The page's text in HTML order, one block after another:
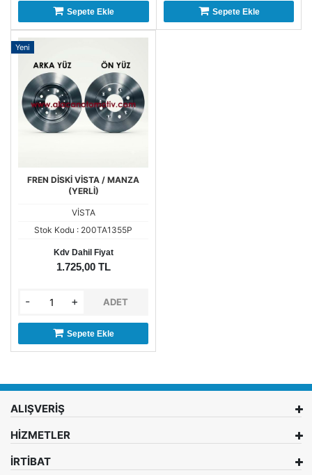
Sepete Ekle Sepete Ekle
Yeni
FREN DİSKİ VİSTA / MANZA
(YERLİ)
VİSTA
Stok Kodu : 200TA1355P
Kdv Dahil Fiyat
1.725,00 TL
- + ADET
Sepete Ekle
ALIŞVERİŞ
HİZMETLER
İRTİBAT